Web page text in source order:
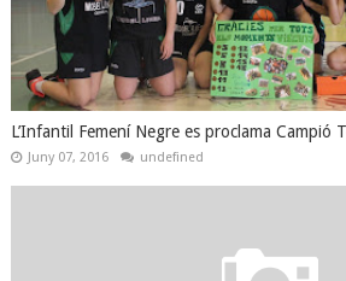
L’Infantil Femení Negre es proclama Campió
Juny 07, 2016 undefined